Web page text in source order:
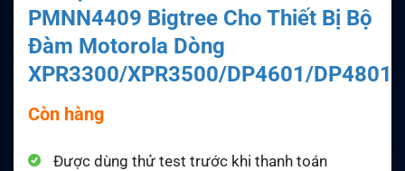
PMNN4409 Bigtree Cho Thiết Bị Bộ
Đàm Motorola Dòng
XPR3300/XPR3500/DP4601/DP4801
Còn hàng
Được dùng thử test trước khi thanh toán